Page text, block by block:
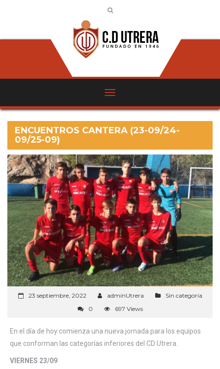
ENCUENTROS CANTERA (23-09/24-
09/25-09)
23 septiembre, 2022 adminUtrera
Sin categoría
0
697 Views
En el día de hoy comienza una nueva jornada para los equipos
que conforman las categorías inferiores del CD Utrera.
VIERNES 23/09